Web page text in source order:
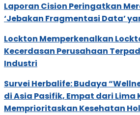
Laporan Cision Peringatkan
‘Jebakan Fragmentasi Data’
Lockton Memperkenalkan
Kecerdasan Perusahaan
Industri
Survei Herbalife: Budaya
di Asia Pasifik, Empat dari Lima
Memprioritaskan Kesehatan